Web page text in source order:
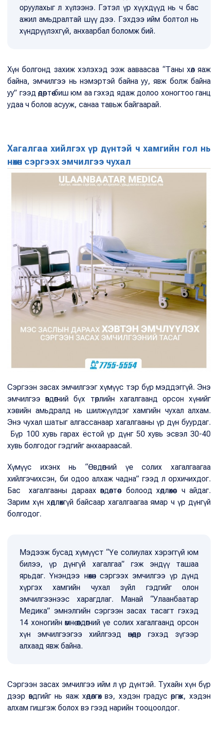
оруулахыг л хүлээнэ. Гэтэл үр хүүхдүүд нь ч бас
ажил амьдралтай шүү дээ. Гэхдээ ийм болтол нь
хүндрүүлэхгүй, анхаарбал боломж бий.
Хүн болгонд захиж хэлэхэд ээж ааваасаа “Таны хөл яаж
байна, эмчилгээ нь нэмэртэй байна уу, явж болж байна
уу” гээд өдөртөө биш юм аа гэхэд ядаж долоо хоногтоо ганц
удаа ч болов асууж, санаа тавьж байгаарай.
Хагалгаа хийлгэх үр дүнтэй ч хамгийн гол нь
нөхөн сэргээх эмчилгээ чухал
Сэргээн засах эмчилгээг хүмүүс тэр бүр мэддэггүй. Энэ
эмчилгээ өвдөгний бүх төрлийн хагалгаанд орсон хүнийг
хэвийн амьдралд нь шилжүүлдэг хамгийн чухал алхам.
Энэ чухал шатыг алгассанаар хагалгааны үр дүн буурдаг.
Бүр 100 хувь гарах ёстой үр дүнг 50 хувь эсвэл 30-40
хувь болгодог гэдгийг анхаараасай.
Хүмүүс ихэнх нь “Өвдөгний үе солих хагалгаагаа
хийлгэчихсэн, би одоо алхаж чадна” гээд л орхичихдог.
Бас хагалгааны дараах өвдөлтөөс болоод хөдлөхөөс ч айдаг.
Зарим хүн хөдлөхгүй байсаар хагалгаагаа ямар ч үр дүнгүй
болгодог.
Мэдээж бусад хүмүүст “Үе солиулах хэрэггүй юм
билээ, үр дүнгүй хагалгаа” гэж эндүү ташаа
ярьдаг. Үнэндээ нөхөн сэргээх эмчилгээ үр дүнд
хүргэх хамгийн чухал зүйл гэдгийг олон
эмчилгээнээс харагдлаг. Манай “Улаанбаатар
Медика” эмнэлгийн сэргээн засах тасагт гэхэд
14 хоногийн өмнө өвдөгний үе солих хагалгаанд орсон
хүн эмчилгээгээ хийлгээд өнөөдөр гэхэд зүгээр
алхаад явж байна.
Сэргээн засах эмчилгээ ийм л үр дүнтэй. Тухайн хүн бүр
дээр өвдгийг нь яаж хөдөлгөх вэ, хэдэн градус өргөж, хэдэн
алхам гишгэж болох вэ гээд нарийн тооцоолдог.